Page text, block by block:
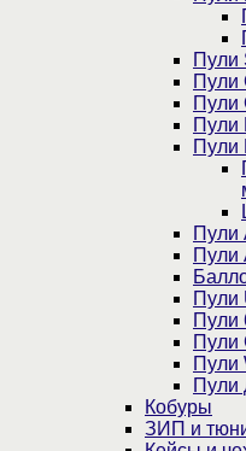
Пули
Пули
Пули
Пули
Пули
Пули
Пули
Пули
Пули
Пули
Пули
Пули
Кобуры
ЗИП и